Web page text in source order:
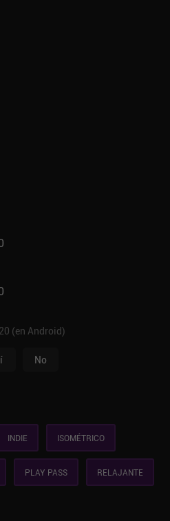
(en Android)
No
INDIE ISOMÉTRICO
PLAY PASS RELAJANTE